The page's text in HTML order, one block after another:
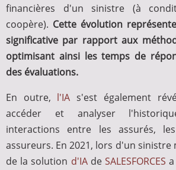
financières d'un sinistre (à
coopère). Cette évolution
significative par rapport aux
optimisant ainsi les temps de
des évaluations.
En outre, l'IA s'est également
accéder et analyser
interactions entre les assurés,
assureurs. En 2021, lors d'un
de la solution d'IAdeSALESFORCES